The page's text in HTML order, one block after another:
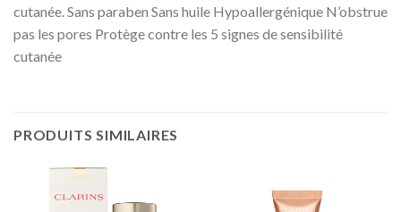
cutanée. Sans paraben Sans huile Hypoallergénique N’obstrue
pas les pores Protège contre les 5 signes de sensibilité
cutanée
PRODUITS SIMILAIRES